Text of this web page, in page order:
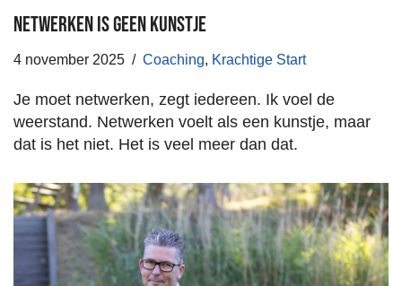
Netwerken is geen kunstje
4 november 2025 Coaching, Krachtige Start
Je moet netwerken, zegt iedereen. Ik voel de
weerstand. Netwerken voelt als een kunstje, maar
dat is het niet. Het is veel meer dan dat.